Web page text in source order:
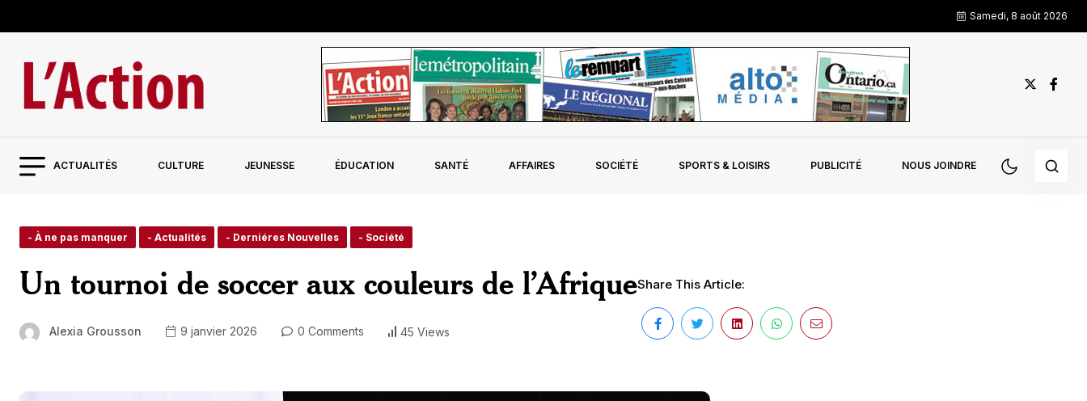
Samedi, 8 août 2026
ACTUALITÉS CULTURE JEUNESSE ÉDUCATION SANTÉ AFFAIRES SOCIÉTÉ SPORTS & LOISIRS PUBLICITÉ NOUS JOINDRE
- À ne pas manquer - Actualités - Derniéres Nouvelles - Société
Un tournoi de soccer aux couleurs de l’Afrique
Alexia Grousson 9 janvier 2026 0 Comments 45 Views
Share This Article: